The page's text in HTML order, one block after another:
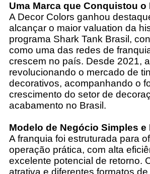
Uma Marca que Conquistou o
A Decor Colors ganhou
alcançar o maior valuation da
programa Shark Tank Brasil,
como uma das redes de
crescem no país. Desde 2021,
revolucionando o mercado de
decorativos, acompanhando o
crescimento do setor de
acabamento no Brasil.
Modelo de Negócio Simples e
A franquia foi estruturada para
operação prática, com alta
excelente potencial de retorno.